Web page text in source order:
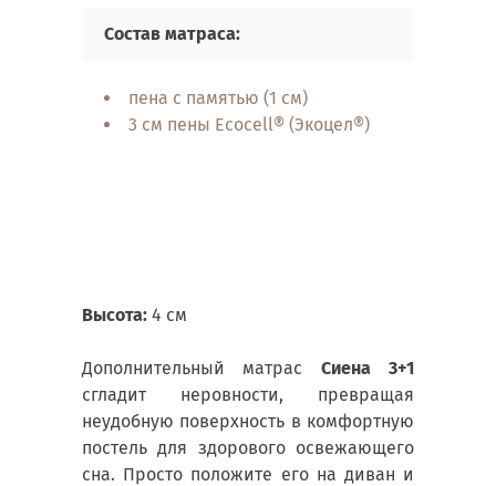
Состав матраса:
пена с памятью (1 см)
3 см пены Ecocell® (Экоцел®)
Высота: 4 см
Дополнительный матрас Сиена 3+1
сгладит неровности, превращая
неудобную поверхность в комфортную
постель для здорового освежающего
сна. Просто положите его на диван и